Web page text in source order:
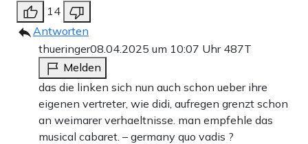
14
Antworten
thueringer08.04.2025 um 10:07 Uhr 487T
Melden
das die linken sich nun auch schon ueber ihre
eigenen vertreter, wie didi, aufregen grenzt schon
an weimarer verhaeltnisse. man empfehle das
musical cabaret. – germany quo vadis ?